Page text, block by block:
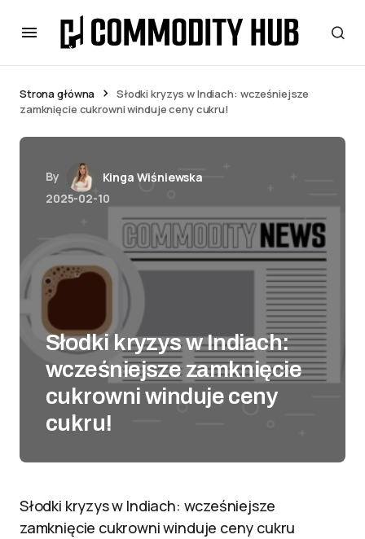
Strona główna
Słodki kryzys w Indiach: wcześniejsze
zamknięcie cukrowni winduje ceny cukru!
By
Kinga Wiśniewska
2025-02-10
Słodki kryzys w Indiach:
wcześniejsze zamknięcie
cukrowni winduje ceny
cukru!
Słodki kryzys w Indiach: wcześniejsze
zamknięcie cukrowni winduje ceny cukru